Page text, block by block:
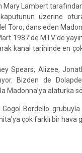
Lambert
üzerine
Toro, dans eden
1987'de MTV'de
kanal tarihinde en
Spears, Alizee,
Bizden de
Madonna’ya alaturka
Bordello
çok farklı bir hava